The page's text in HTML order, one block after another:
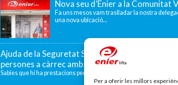
Per a oferir les millors
Nova seu d’Enier a la Comunitat
Fa uns mesos vam traslladar la nostra
una nova ubicació...
Ajuda de la Seguretat Social per a famílies amb
persones a càrrec amb discapacitat
Sabies que hi ha prestacions per fill o per persones amb